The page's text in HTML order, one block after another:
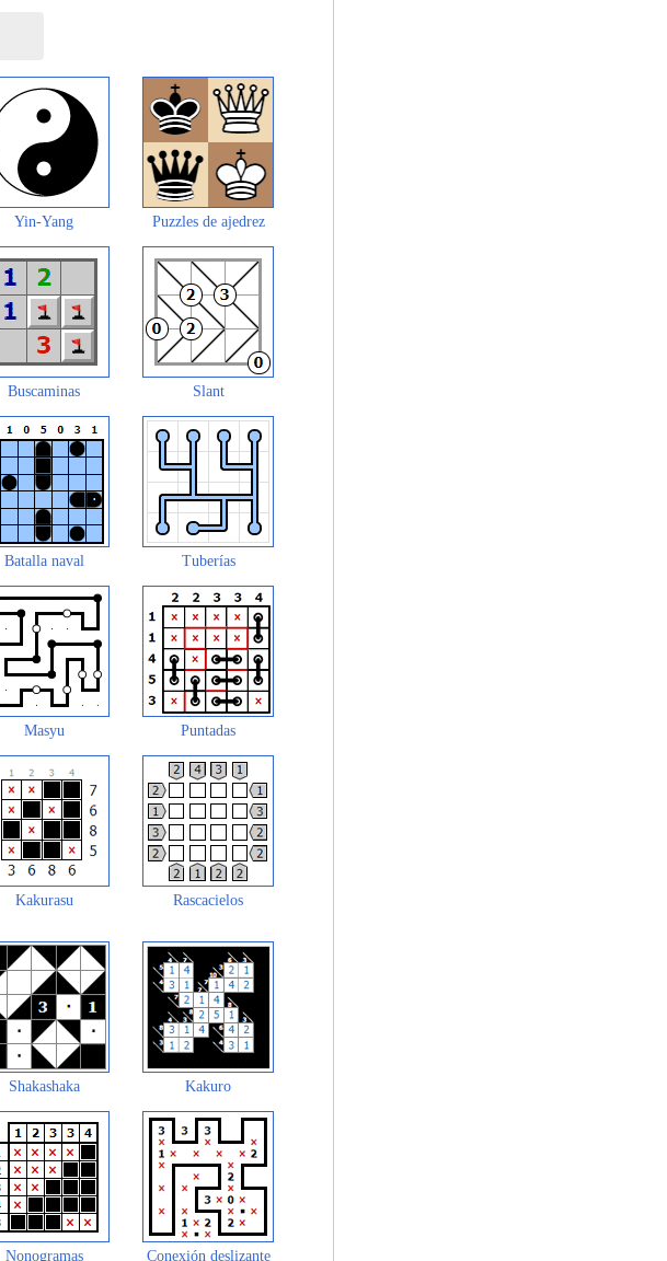
Yin-Yang Puzzles de ajedrez
Buscaminas Slant
Batalla naval Tuberías
Masyu Puntadas
Kakurasu Rascacielos
Shakashaka Kakuro
Nonogramas Conexión deslizante